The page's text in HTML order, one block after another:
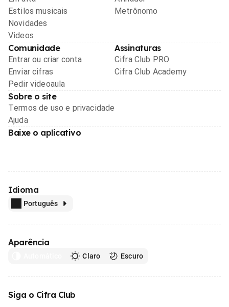
Estilos musicais
Novidades
Videos
Metrônomo
Comunidade
Entrar ou criar conta
Enviar cifras
Pedir videoaula
Assinaturas
Cifra Club PRO
Cifra Club Academy
Sobre o site
Termos de uso e privacidade
Ajuda
Baixe o aplicativo
Idioma
Português
Aparência
Claro Escuro
Siga o Cifra Club